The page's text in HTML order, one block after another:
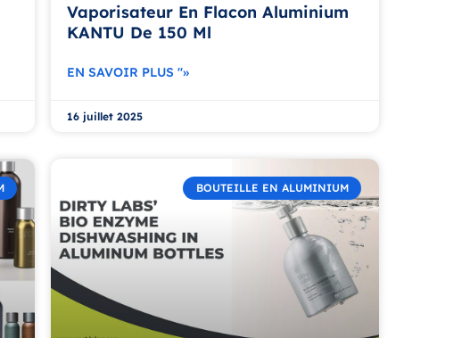
Vaporisateur En Flacon Aluminium
KANTU De 150 Ml
EN SAVOIR PLUS "»
16 juillet 2025
BOUTEILLE EN ALUMINIUM